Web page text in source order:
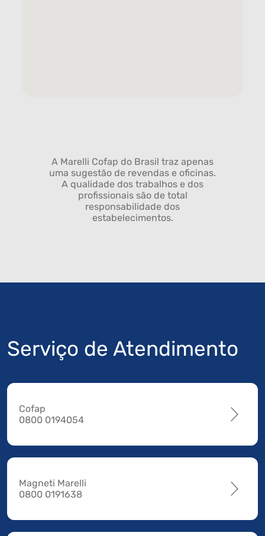
A Marelli Cofap do Brasil traz apenas
uma sugestão de revendas e oficinas.
A qualidade dos trabalhos e dos
profissionais são de total
responsabilidade dos
estabelecimentos.
Serviço de Atendimento
Cofap
0800 0194054
Magneti Marelli
0800 0191638